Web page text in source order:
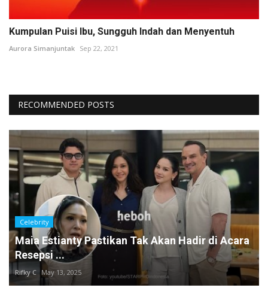
Kumpulan Puisi Ibu, Sungguh Indah dan Menyentuh
Aurora Simanjuntak Sep 22, 2021
RECOMMENDED POSTS
Celebrity
Maia Estianty Pastikan Tak Akan Hadir di Acara
Resepsi ...
Rifky C May 13, 2025